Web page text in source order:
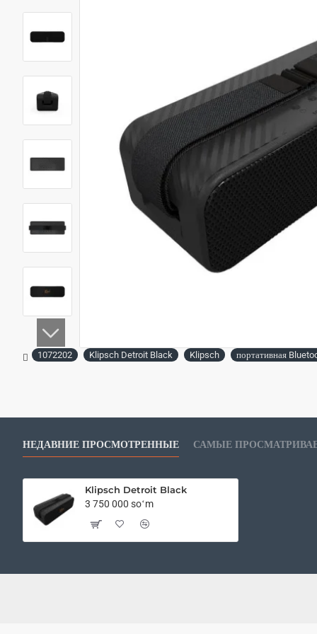
1072202 Klipsch Detroit Black Klipsch портативная
НЕДАВНИЕ ПРОСМОТРЕННЫЕ САМЫЕ
Klipsch Detroit Black
3 750 000 soʻm